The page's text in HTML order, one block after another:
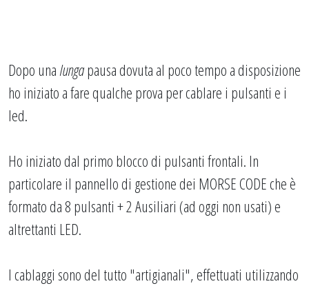
Dopo unalungapausa dovuta al poco tempo a disposizione
ho iniziato a fare qualche prova per cablare i pulsanti e i
led.
Ho iniziato dal primo blocco di pulsanti frontali. In
particolare il pannello di gestione dei MORSE CODE che è
formato da 8 pulsanti + 2 Ausiliari (ad oggi non usati) e
altrettanti LED.
I cablaggi sono del tutto "artigianali", effettuati utilizzando